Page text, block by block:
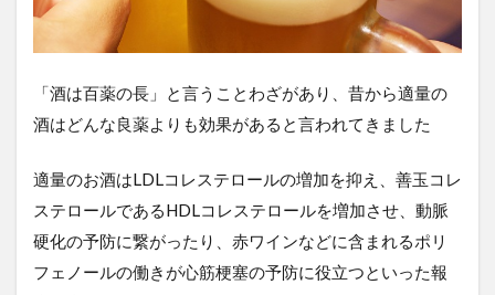
「酒は百薬の長」と言うことわざがあり、昔から適量の
酒はどんな良薬よりも効果があると言われてきました
適量のお酒はLDLコレステロールの増加を抑え、善玉コレ
ステロールであるHDLコレステロールを増加させ、動脈
硬化の予防に繋がったり、赤ワインなどに含まれるポリ
フェノールの働きが心筋梗塞の予防に役立つといった報
ヒト脂肪幹細胞培養液
ビタミンC
ヘアケア
食事制限
検索